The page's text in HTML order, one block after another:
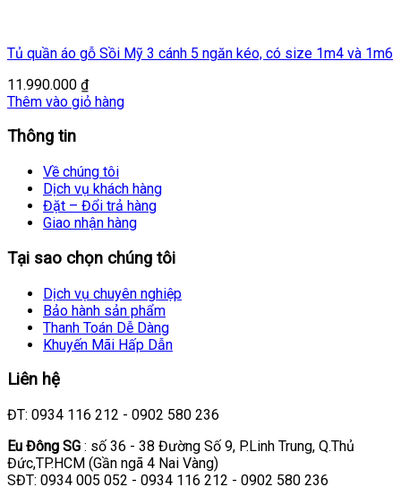
Tủ quần áo gỗ Sồi Mỹ 3 cánh 5 ngăn kéo, có size 1m4 và 1m6
11.990.000 ₫
Thêm vào giỏ hàng
Thông tin
Về chúng tôi
Dịch vụ khách hàng
Đặt – Đổi trả hàng
Giao nhận hàng
Tại sao chọn chúng tôi
Dịch vụ chuyên nghiệp
Bảo hành sản phẩm
Thanh Toán Dễ Dàng
Khuyến Mãi Hấp Dẫn
Liên hệ
ĐT: 0934 116 212 - 0902 580 236
Eu Đông SG : số 36 - 38 Đường Số 9, P.Linh Trung, Q.Thủ
Đức,TP.HCM (Gần ngã 4 Nai Vàng)
SĐT: 0934 005 052 - 0934 116 212 - 0902 580 236